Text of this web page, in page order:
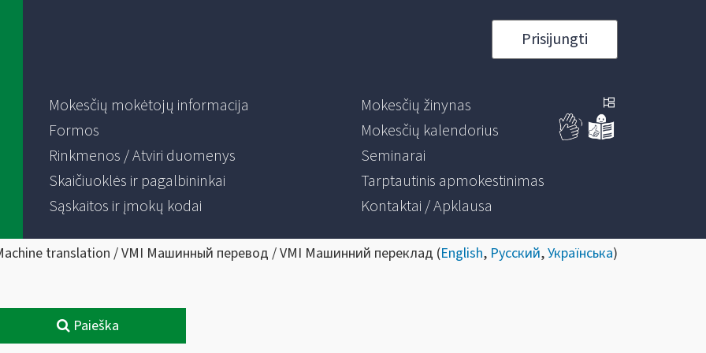
Prisijungti
Mokesčių mokėtojų informacija
Formos
Rinkmenos / Atviri duomenys
Skaičiuoklės ir pagalbininkai
Sąskaitos ir įmokų kodai
Mokesčių žinynas
Mokesčių kalendorius
Seminarai
Tarptautinis apmokestinimas
Kontaktai / Apklausa
translation / VMI Машинный перевод / VMI Машинний переклад (English, Русский,Українська)
Paieška